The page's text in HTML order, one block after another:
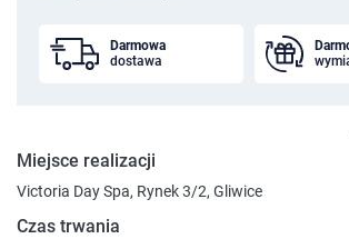
Darmowa
dostawa
Miejsce realizacji
Victoria Day Spa, Rynek 3/2, Gliwice
Czas trwania